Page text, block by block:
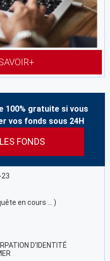
100% gratuite si vous
vos fonds sous 24H
FONDS
en cours … )
D'IDENTITÉ